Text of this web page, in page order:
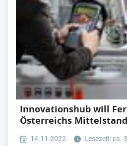
Innovationshub will
Österreichs
14.11.2022 Lesezeit: ca.